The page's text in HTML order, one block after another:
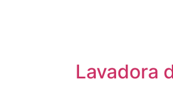
Lavadora